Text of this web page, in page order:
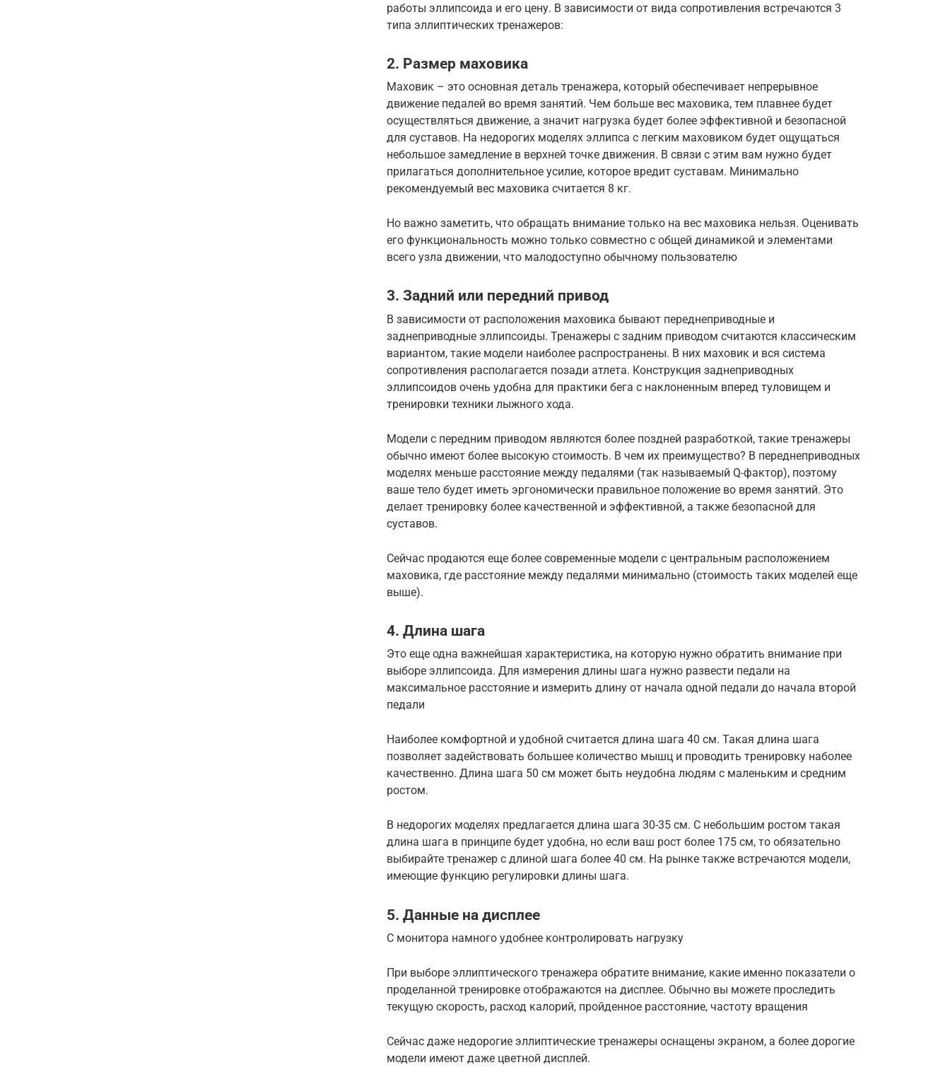
работы эллипсоида и его цену. В зависимости от вида сопротивления встречаются 3
типа эллиптических тренажеров:
2. Размер маховика
Маховик – это основная деталь тренажера, который обеспечивает непрерывное
движение педалей во время занятий. Чем больше вес маховика, тем плавнее будет
осуществляться движение, а значит нагрузка будет более эффективной и безопасной
для суставов. На недорогих моделях эллипса с легким маховиком будет ощущаться
небольшое замедление в верхней точке движения. В связи с этим вам нужно будет
прилагаться дополнительное усилие, которое вредит суставам. Минимально
рекомендуемый вес маховика считается 8 кг.
Но важно заметить, что обращать внимание только на вес маховика нельзя. Оценивать
его функциональность можно только совместно с общей динамикой и элементами
всего узла движении, что малодоступно обычному пользователю
3. Задний или передний привод
В зависимости от расположения маховика бывают переднеприводные и
заднеприводные эллипсоиды. Тренажеры с задним приводом считаются классическим
вариантом, такие модели наиболее распространены. В них маховик и вся система
сопротивления располагается позади атлета. Конструкция заднеприводных
эллипсоидов очень удобна для практики бега с наклоненным вперед туловищем и
тренировки техники лыжного хода.
Модели с передним приводом являются более поздней разработкой, такие тренажеры
обычно имеют более высокую стоимость. В чем их преимущество? В переднеприводных
моделях меньше расстояние между педалями (так называемый Q-фактор), поэтому
ваше тело будет иметь эргономически правильное положение во время занятий. Это
делает тренировку более качественной и эффективной, а также безопасной для
суставов.
Сейчас продаются еще более современные модели с центральным расположением
маховика, где расстояние между педалями минимально (стоимость таких моделей еще
выше).
4. Длина шага
Это еще одна важнейшая характеристика, на которую нужно обратить внимание при
выборе эллипсоида. Для измерения длины шага нужно развести педали на
максимальное расстояние и измерить длину от начала одной педали до начала второй
педали
Наиболее комфортной и удобной считается длина шага 40 см. Такая длина шага
позволяет задействовать большее количество мышц и проводить тренировку наболее
качественно. Длина шага 50 см может быть неудобна людям с маленьким и средним
ростом.
В недорогих моделях предлагается длина шага 30-35 см. С небольшим ростом такая
длина шага в принципе будет удобна, но если ваш рост более 175 см, то обязательно
выбирайте тренажер с длиной шага более 40 см. На рынке также встречаются модели,
имеющие функцию регулировки длины шага.
5. Данные на дисплее
С монитора намного удобнее контролировать нагрузку
При выборе эллиптического тренажера обратите внимание, какие именно показатели о
проделанной тренировке отображаются на дисплее. Обычно вы можете проследить
текущую скорость, расход калорий, пройденное расстояние, частоту вращения
Сейчас даже недорогие эллиптические тренажеры оснащены экраном, а более дорогие
модели имеют даже цветной дисплей.